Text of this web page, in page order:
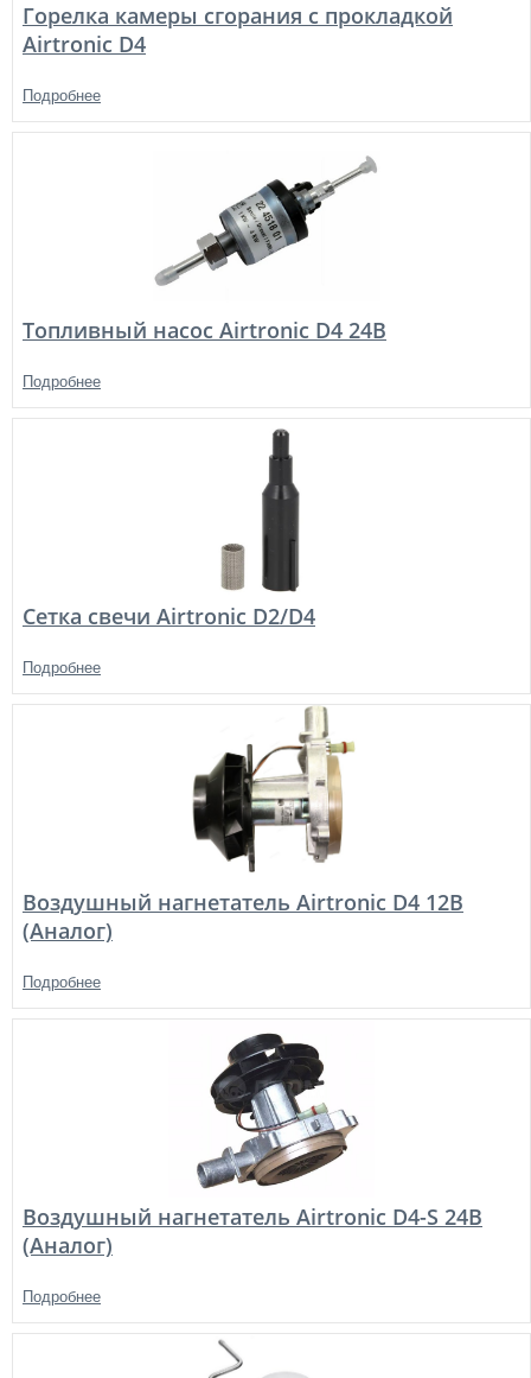
Горелка камеры сгорания с прокладкой
Airtronic D4
Подробнее
Топливный насос Airtronic D4 24В
Подробнее
Сетка свечи Airtronic D2/D4
Подробнее
Воздушный нагнетатель Airtronic D4 12В
(Аналог)
Подробнее
Воздушный нагнетатель Airtronic D4-S 24В
(Аналог)
Подробнее